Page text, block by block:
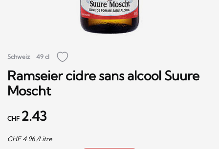
Schweiz 49 cl
Ramseier cidre sans alcool Suure
Moscht
CHF 2.43
CHF4.96/Litre